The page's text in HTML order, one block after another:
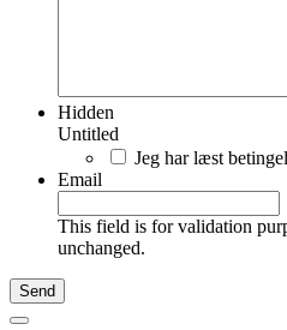
Hidden
Untitled
Jeg har læst
Email
This field is for validation
unchanged.